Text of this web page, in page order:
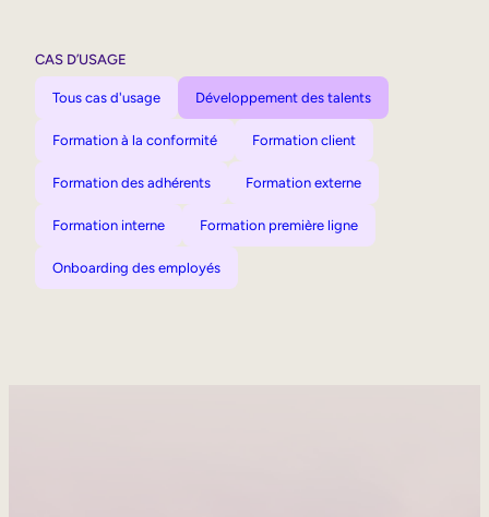
CAS D’USAGE
Tous cas d'usage Développement des talents
Formation à la conformité Formation client
Formation des adhérents Formation externe
Formation interne Formation première ligne
Onboarding des employés